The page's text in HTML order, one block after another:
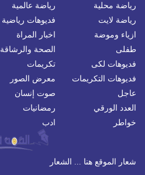
رياضة محلية
رياضة عالمية
رياضة لايت
فديوهات رياضية
ازياء وموضة
اخبار المراة
طفلى
الصحة والرشاقة
فديوهات لكى
تكريمات
فديوهات التكريمات
معرض الصور
عاجل
صوت إنسان
العدد الورقي
رمضانيات
خواطر
ادب
شعار الموقع هنا ... الشعار